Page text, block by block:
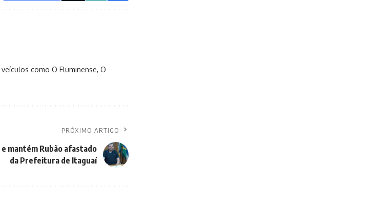
como O Fluminense, O
PRÓXIMO ARTIGO
mantém Rubão afastado
da Prefeitura de Itaguaí